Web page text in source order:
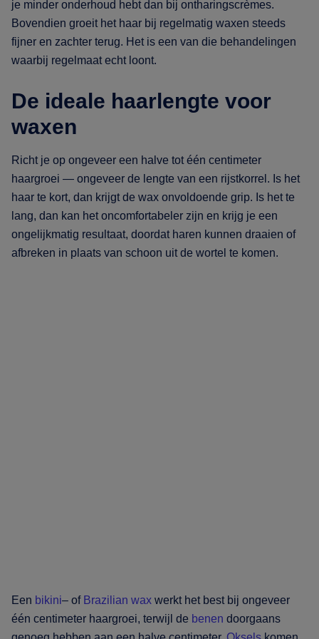
je minder onderhoud hebt dan bij ontharingscrèmes.
Bovendien groeit het haar bij regelmatig waxen steeds
fijner en zachter terug. Het is een van die behandelingen
waarbij regelmaat echt loont.
De ideale haarlengte voor
waxen
Richt je op ongeveer een halve tot één centimeter
haargroei — ongeveer de lengte van een rijstkorrel. Is het
haar te kort, dan krijgt de wax onvoldoende grip. Is het te
lang, dan kan het oncomfortabeler zijn en krijg je een
ongelijkmatig resultaat, doordat haren kunnen draaien of
afbreken in plaats van schoon uit de wortel te komen.
Een bikini– of Brazilian wax werkt het best bij ongeveer
één centimeter haargroei, terwijl de benen doorgaans